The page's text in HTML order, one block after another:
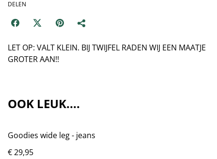
DELEN
LET OP: VALT KLEIN. BIJ TWIJFEL RADEN WIJ EEN MAATJE
GROTER AAN!!
OOK LEUK....
Goodies wide leg - jeans
€ 29,95